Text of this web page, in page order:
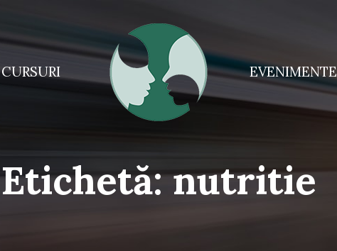
CURSURI EVENIMENTE
Etichetă:nutritie